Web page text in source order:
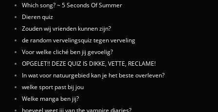
Which song? ~ 5 Seconds Of Summer
Dieren quiz
Zouden wij vrienden kunnen zijn?
de random vervelingsquiz tegen verveling
Voor welke cliché ben jij gevoelig?
OPGELET!! DEZE QUIZ IS DIKKE, VETTE, RECLAME!
In wat voor natuurgebied kan je het beste overleven?
welke sport past bij jou
Welke manga ben jij?
hoeveel weet jij van the vampire diaries?